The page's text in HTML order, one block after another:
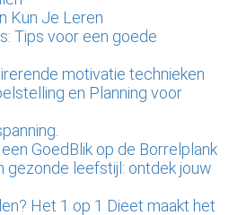
Kun Je Leren
Tips voor een goede
motivatie technieken
en Planning voor
GoedBlik op de Borrelplank
gezonde leefstijl: ontdek jouw
Het 1 op 1 Dieet maakt het